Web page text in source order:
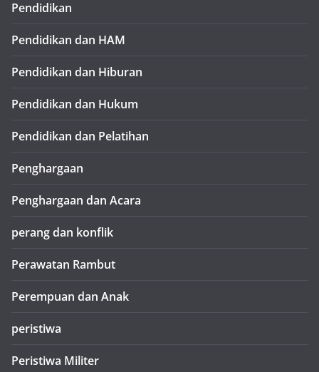
Pendidikan
Pendidikan dan HAM
Pendidikan dan Hiburan
Pendidikan dan Hukum
Pendidikan dan Pelatihan
Penghargaan
Penghargaan dan Acara
perang dan konflik
Perawatan Rambut
Perempuan dan Anak
peristiwa
Peristiwa Militer